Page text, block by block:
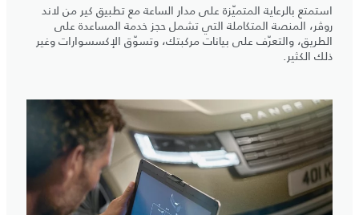
استمتع بالرعاية المتميّزة على مدار الساعة مع تطبيق كير من لاند
روڤر، المنصة المتكاملة التي تشمل حجز خدمة المساعدة على
الطريق، والتعرّف على بيانات مركبتك، وتسوّق الإكسسوارات وغير
ذلك الكثير.